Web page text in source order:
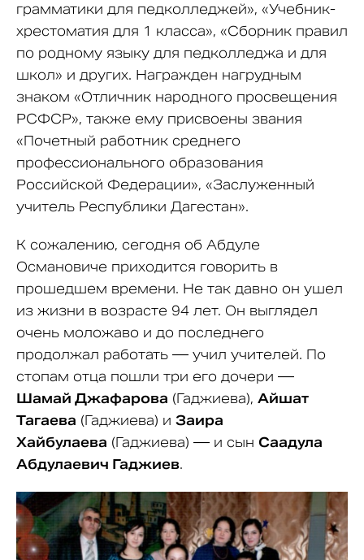
грамматики для педколледжей», «Учебник-
хрестоматия для 1 класса», «Сборник правил
по родному языку для педколледжа и для
школ» и других. Награжден нагрудным
знаком «Отличник народного просвещения
РСФСР», также ему присвоены звания
«Почетный работник среднего
профессионального образования
Российской Федерации», «Заслуженный
учитель Республики Дагестан».
К сожалению, сегодня об Абдуле
Османовиче приходится говорить в
прошедшем времени. Не так давно он ушел
из жизни в возрасте 94 лет. Он выглядел
очень моложаво и до последнего
продолжал работать — учил учителей. По
стопам отца пошли три его дочери —
Шамай Джафарова (Гаджиева), Айшат
Тагаева (Гаджиева) и Заира
Хайбулаева (Гаджиева) — и сын Саадула
Абдулаевич Гаджиев.